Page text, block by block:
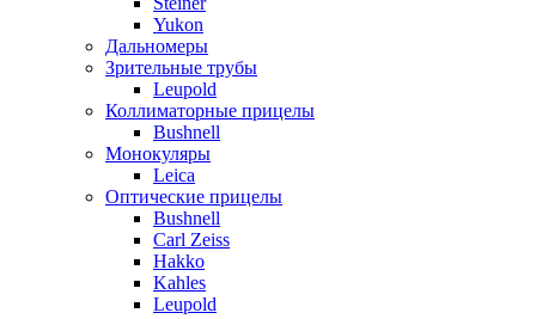
Yukon
Дальномеры
Зрительные трубы
Leupold
Коллиматорные прицелы
Bushnell
Монокуляры
Leica
Оптические прицелы
Bushnell
Carl Zeiss
Hakko
Kahles
Leupold